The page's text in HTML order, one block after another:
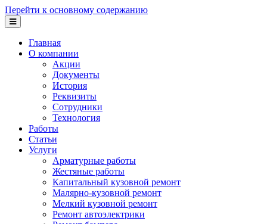
Перейти к основному содержанию
Главная
О компании
Акции
Документы
История
Реквизиты
Сотрудники
Технология
Работы
Статьи
Услуги
Арматурные работы
Жестяные работы
Капитальный кузовной ремонт
Малярно-кузовной ремонт
Мелкий кузовной ремонт
Ремонт автоэлектрики